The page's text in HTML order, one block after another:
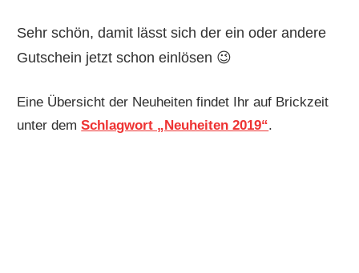
Sehr schön, damit lässt sich der ein oder andere
Gutschein jetzt schon einlösen 😉
Eine Übersicht der Neuheiten findet Ihr auf Brickzeit
unter demSchlagwort „Neuheiten 2019“.